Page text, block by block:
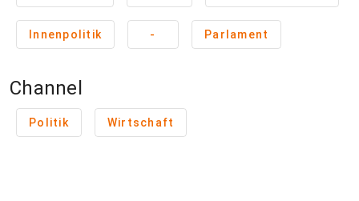
Innenpolitik - Parlament
Channel
Politik Wirtschaft